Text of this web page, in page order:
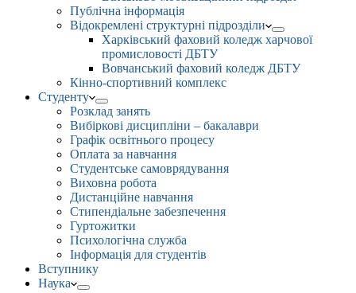
Публічна інформація
Відокремлені структурні підрозділи
Харківський фаховий коледж харчової
промисловості ДБТУ
Вовчанський фаховий коледж ДБТУ
Кінно-спортивний комплекс
Студенту
Розклад занять
Вибіркові дисципліни – бакалаври
Графік освітнього процесу
Оплата за навчання
Студентське самоврядування
Виховна робота
Дистанційне навчання
Стипендіальне забезпечення
Гуртожитки
Психологічна служба
Інформація для студентів
Вступнику
Наука